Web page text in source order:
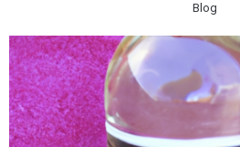
Blog